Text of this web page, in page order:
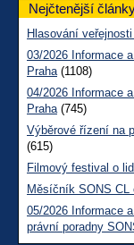
Nejčtenější
Hlasování
03/2026 Informace
Praha(1108)
04/2026 Informace
Praha(745)
Výběrové řízení na
(615)
Filmový festival o
Měsíčník SONS CL
05/2026 Informace
právní poradny